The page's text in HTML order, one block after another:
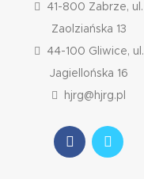
41-800 Zabrze, ul.
Zaolziańska 13
44-100 Gliwice, ul.
Jagiellońska 16
hjrg@hjrg.pl